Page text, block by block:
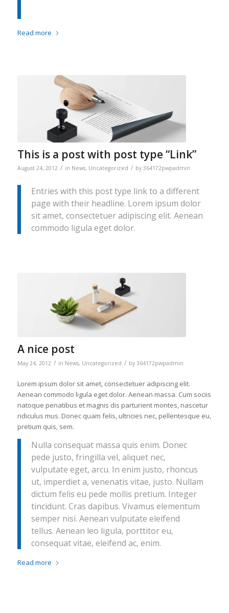
Read more
This is a post with post type “Link”
August 24, 2012 / in News, Uncategorized / by 364172pwpadmin
Entries with this post type link to a different
page with their headline. Lorem ipsum dolor
sit amet, consectetuer adipiscing elit. Aenean
commodo ligula eget dolor.
A nice post
May 24, 2012 / in News, Uncategorized / by 364172pwpadmin
Lorem ipsum dolor sit amet, consectetuer adipiscing elit.
Aenean commodo ligula eget dolor. Aenean massa. Cum sociis
natoque penatibus et magnis dis parturient montes, nascetur
ridiculus mus. Donec quam felis, ultricies nec, pellentesque eu,
pretium quis, sem.
Nulla consequat massa quis enim. Donec
pede justo, fringilla vel, aliquet nec,
vulputate eget, arcu. In enim justo, rhoncus
ut, imperdiet a, venenatis vitae, justo. Nullam
dictum felis eu pede mollis pretium. Integer
tincidunt. Cras dapibus. Vivamus elementum
semper nisi. Aenean vulputate eleifend
tellus. Aenean leo ligula, porttitor eu,
consequat vitae, eleifend ac, enim.
Read more